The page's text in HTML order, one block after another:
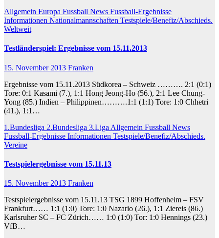
Allgemein Europa Fussball News Fussball-Ergebnisse
Informationen Nationalmannschaften Testspiele/Benefiz/Abschieds.
Weltweit
Testländerspiel: Ergebnisse vom 15.11.2013
15. November 2013 Franken
Ergebnisse vom 15.11.2013 Südkorea – Schweiz ………. 2:1 (0:1)
Tore: 0:1 Kasami (7.), 1:1 Hong Jeong-Ho (56.), 2:1 Lee Chung-
Yong (85.) Indien – Philippinen……….1:1 (1:1) Tore: 1:0 Chhetri
(41.), 1:1…
1.Bundesliga 2.Bundesliga 3.Liga Allgemein Fussball News
Fussball-Ergebnisse Informationen Testspiele/Benefiz/Abschieds.
Vereine
Testspielergebnisse vom 15.11.13
15. November 2013 Franken
Testspielergebnisse vom 15.11.13 TSG 1899 Hoffenheim – FSV
Frankfurt…… 1:1 (1:0) Tore: 1:0 Nazario (26.), 1:1 Ziereis (86.)
Karlsruher SC – FC Zürich…… 1:0 (1:0) Tor: 1:0 Hennings (23.)
VfB…